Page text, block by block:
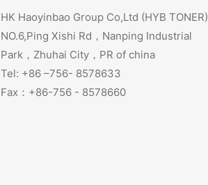
HK Haoyinbao Group Co,Ltd (HYB TONER)
NO.6,Ping Xishi Rd，Nanping Industrial
Park，Zhuhai City，PR of china
Tel: +86 –756- 8578633
Fax：+86-756 - 8578660